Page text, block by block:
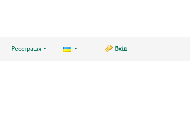
Реєстрація Вхід